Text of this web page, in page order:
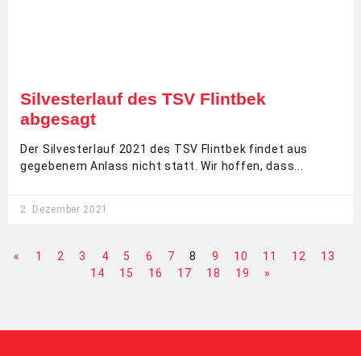
Silvesterlauf des TSV Flintbek
abgesagt
Der Silvesterlauf 2021 des TSV Flintbek findet aus
gegebenem Anlass nicht statt. Wir hoffen, dass
2. Dezember 2021
« 1 2 3 4 5 6 7 8 9 10 11 12
13
14
15 16 17 18 19 »